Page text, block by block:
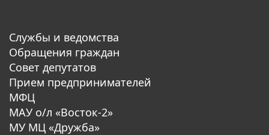
Службы и ведомства
Обращения граждан
Совет депутатов
Прием предпринимателей
МФЦ
МАУ о/л «Восток-2»
МУ МЦ «Дружба»